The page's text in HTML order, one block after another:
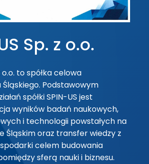
Sp. z o.o.
o.o. to spółka celowa
Podstawowym
spółki SPIN-US jest
wyników badań naukowych,
i technologii powstałych na
Śląskim oraz transfer wiedzy z
celem budowania
sferą nauki i biznesu.